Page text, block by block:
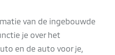
van de ingebouwde
je over het
en de auto voor je,